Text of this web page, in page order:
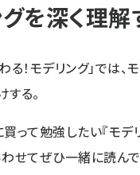
を深く理
る！モデリング」では
る。
って勉強したい『モデ
せてぜひ一緒に読ん